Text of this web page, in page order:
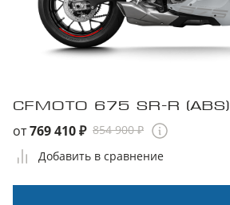
CFMOTO 675 SR-R (ABS)
от769 410 ₽ 854 900 ₽
Добавить в сравнение